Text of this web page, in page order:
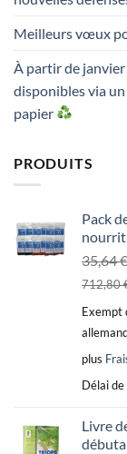
Meilleurs vœux
À partir de
disponibles via un
papier
PRODUITS
Pack
35,64€
712,80
Exempt
plus
Délai
Livre